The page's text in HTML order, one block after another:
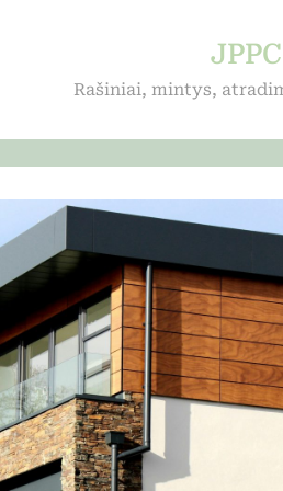
JPPC
Rašiniai, mintys,